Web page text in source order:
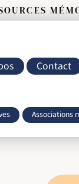
Contact
Associations